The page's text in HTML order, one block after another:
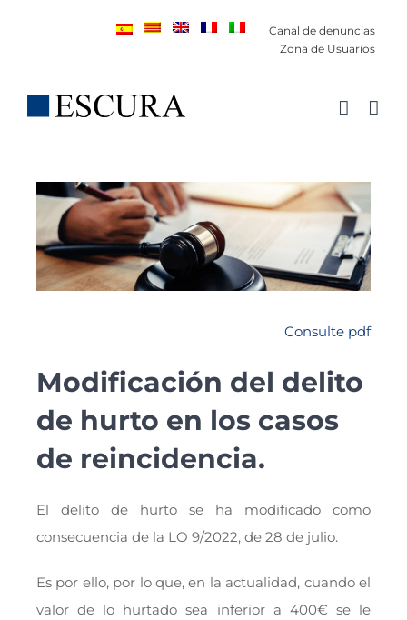
Canal de denuncias
Zona de Usuarios
Consulte pdf
Modificación del delito
de hurto en los casos
de reincidencia.
El delito de hurto se ha modificado como
consecuencia de la LO 9/2022, de 28 de julio.
Es por ello, por lo que, en la actualidad, cuando el
valor de lo hurtado sea inferior a 400€ se le